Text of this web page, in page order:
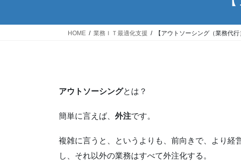
HOME 業務ＩＴ最適化支援 【アウトソーシング（業務代行
アウトソーシングとは？
簡単に言えば、 外注です。
複雑に言うと、というよりも、前向きで、より経
し、それ以外の業務はすべて外注化する。